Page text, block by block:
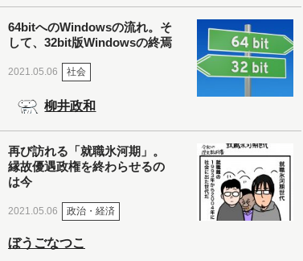
64bitへのWindowsの流れ。そ
して、32bit版Windowsの終焉
2021.05.06 社会
柳井政和
再び訪れる「就職氷河期」。
縁故優遇政権を終わらせるの
は今
2021.05.06 政治・経済
ぼうごなつこ